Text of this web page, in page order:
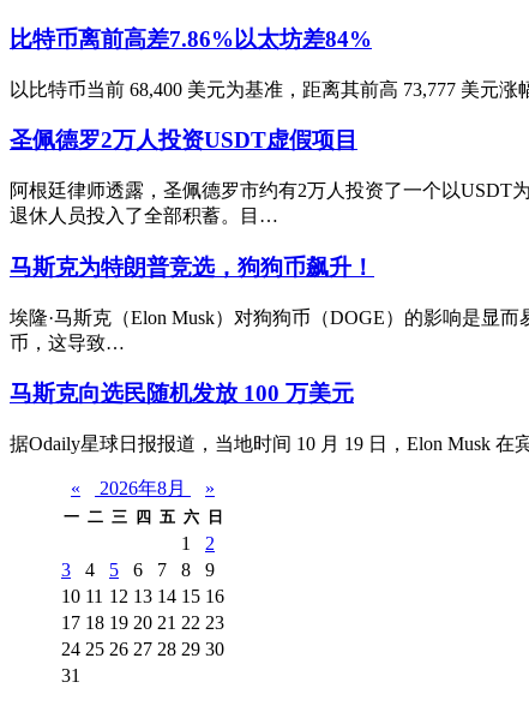
比特币离前高差7.86%以太坊差84%
以比特币当前 68,400 美元为基准，距离其前高 73,777 美元
圣佩德罗2万人投资USDT虚假项目
阿根廷律师透露，圣佩德罗市约有2万人投资了一个以USDT
退休人员投入了全部积蓄。目…
马斯克为特朗普竞选，狗狗币飙升！
埃隆·马斯克（Elon Musk）对狗狗币（DOGE）的影响是显
币，这导致…
马斯克向选民随机发放 100 万美元
据Odaily星球日报报道，当地时间 10 月 19 日，Elon Musk
« 2026年8月 »
一 二 三 四 五 六 日
1
2
3
4 5 6 7 8
9
10 11 12 13 14 15 16
17 18 19 20 21 22 23
24 25 26 27 28 29 30
31